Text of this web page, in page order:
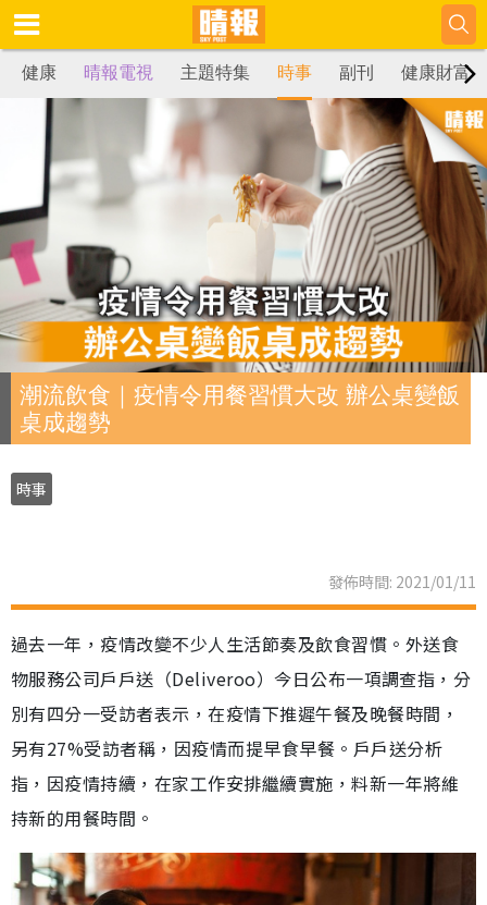
健康 晴報電視 主題特集 時事 副刊 健康財富
潮流飲食｜疫情令用餐習慣大改 辦公桌變飯
桌成趨勢
時事
發佈時間: 2021/01/11
過去一年，疫情改變不少人生活節奏及飲食習慣。外送食
物服務公司戶戶送（Deliveroo）今日公布一項調查指，分
別有四分一受訪者表示，在疫情下推遲午餐及晚餐時間，
另有27%受訪者稱，因疫情而提早食早餐。戶戶送分析
指，因疫情持續，在家工作安排繼續實施，料新一年將維
持新的用餐時間。